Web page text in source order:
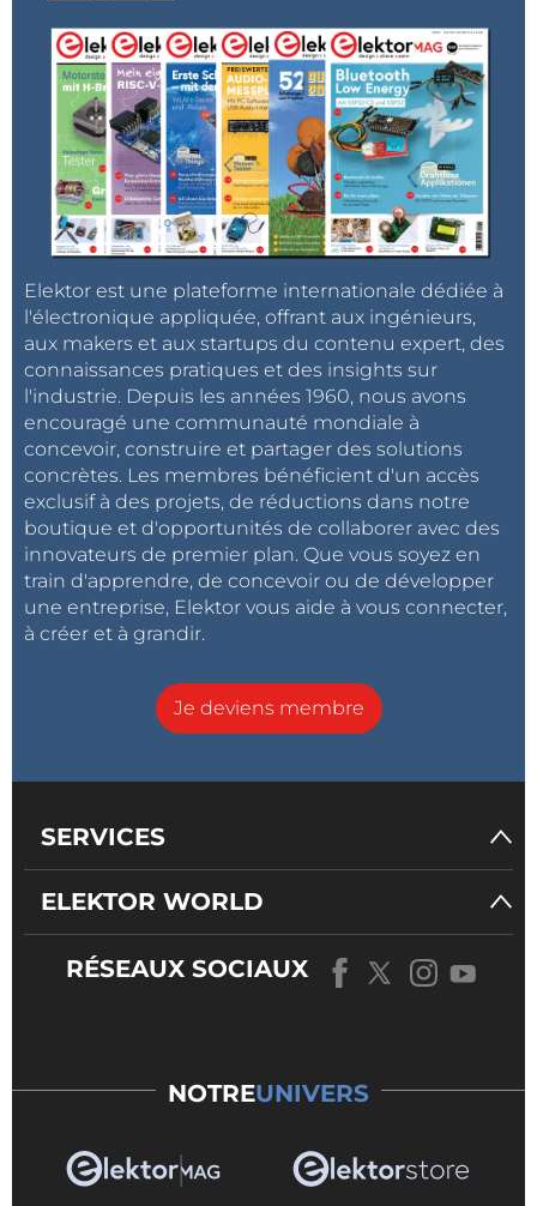
Elektor est une plateforme internationale dédiée à
l'électronique appliquée, offrant aux ingénieurs,
aux makers et aux startups du contenu expert, des
connaissances pratiques et des insights sur
l'industrie. Depuis les années 1960, nous avons
encouragé une communauté mondiale à
concevoir, construire et partager des solutions
concrètes. Les membres bénéficient d'un accès
exclusif à des projets, de réductions dans notre
boutique et d'opportunités de collaborer avec des
innovateurs de premier plan. Que vous soyez en
train d'apprendre, de concevoir ou de développer
une entreprise, Elektor vous aide à vous connecter,
à créer et à grandir.
Je deviens membre
SERVICES
ELEKTOR WORLD
RÉSEAUX SOCIAUX
NOTREUNIVERS